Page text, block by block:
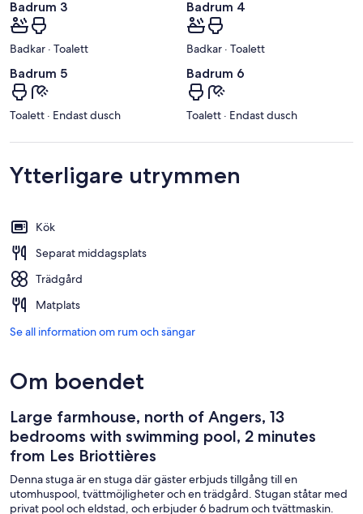
Badrum 3
Badkar · Toalett
Badrum 4
Badkar · Toalett
Badrum 5
Toalett · Endast dusch
Badrum 6
Toalett · Endast dusch
Ytterligare utrymmen
Kök
Separat middagsplats
Trädgård
Matplats
Se all information om rum och sängar
Om boendet
Large farmhouse, north of Angers, 13
bedrooms with swimming pool, 2 minutes
from Les Briottières
Denna stuga är en stuga där gäster erbjuds tillgång till en
utomhuspool, tvättmöjligheter och en trädgård. Stugan ståtar med
privat pool och eldstad, och erbjuder 6 badrum och tvättmaskin.